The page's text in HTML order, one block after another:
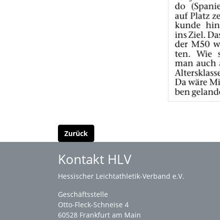
Zurück
Kontakt HLV
Hessischer Leichtathletik-Verband e.V.
Geschäftsstelle
Otto-Fleck-Schneise 4
60528 Frankfurt am Main